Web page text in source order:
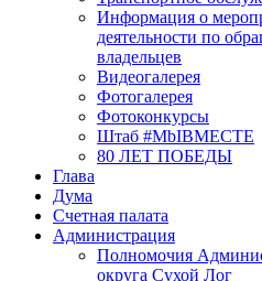
Информация о
деятельности по
владельцев
Видеогалерея
Фотогалерея
Фотоконкурсы
Штаб #MbIBMECTE
80 ЛЕТ ПОБЕДЫ
Глава
Дума
Счетная палата
Администрация
Полномочия
округа Сухой Лог